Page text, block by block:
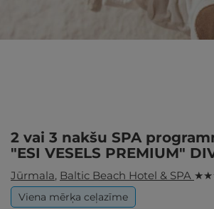
2 vai 3 nakšu SPA
"ESI VESELS PREMIUM"
Jūrmala, Baltic Beach Hotel & SPA ★ ★
Viena mērķa ceļazīme